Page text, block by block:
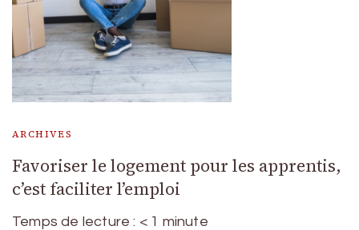
ARCHIVES
Favoriser le logement pour les apprentis,
c’est faciliter l’emploi
Temps de lecture : < 1 minute